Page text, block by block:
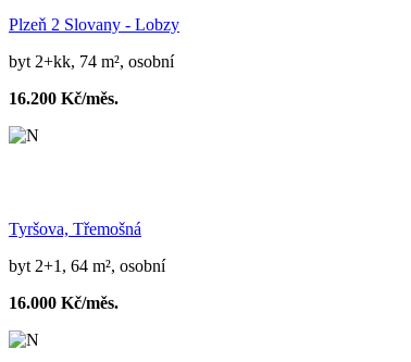
Plzeň 2 Slovany - Lobzy
byt 2+kk, 74 m², osobní
16.200 Kč/měs.
Tyršova, Třemošná
byt 2+1, 64 m², osobní
16.000 Kč/měs.